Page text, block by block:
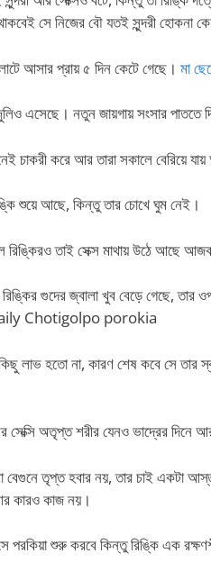
সে নিজের বৌ যতই সুন্দরী হোকনা
আসার প্রায় ৫ দিন কেটে গেছে। মা
এসেছে। নতুন জায়গায় সংসার পাততে
চাকরী করে আর তারা সকালে বেরিয়ে
শুয়ে আছে, কিন্তু তার চোখে ঘুম নেই।
রিঙ্কিরও তাই সেক্স মাথায় উঠে আছে
গুদের জ্বালা খুব বেড়ে গেছে,
Chotigolpo porokia
লাভ হতো না, কারণ শেষ কবে সে তার
সেক্সি অতৃপ্ত শরীর যেনও ভাদ্রের দিনে
তৃপ্ত হবার নয়, তার চাই একটা
কারও কাজ নয়।
পরকিয়া শুরু করবে কিন্তু রিঙ্কি এক